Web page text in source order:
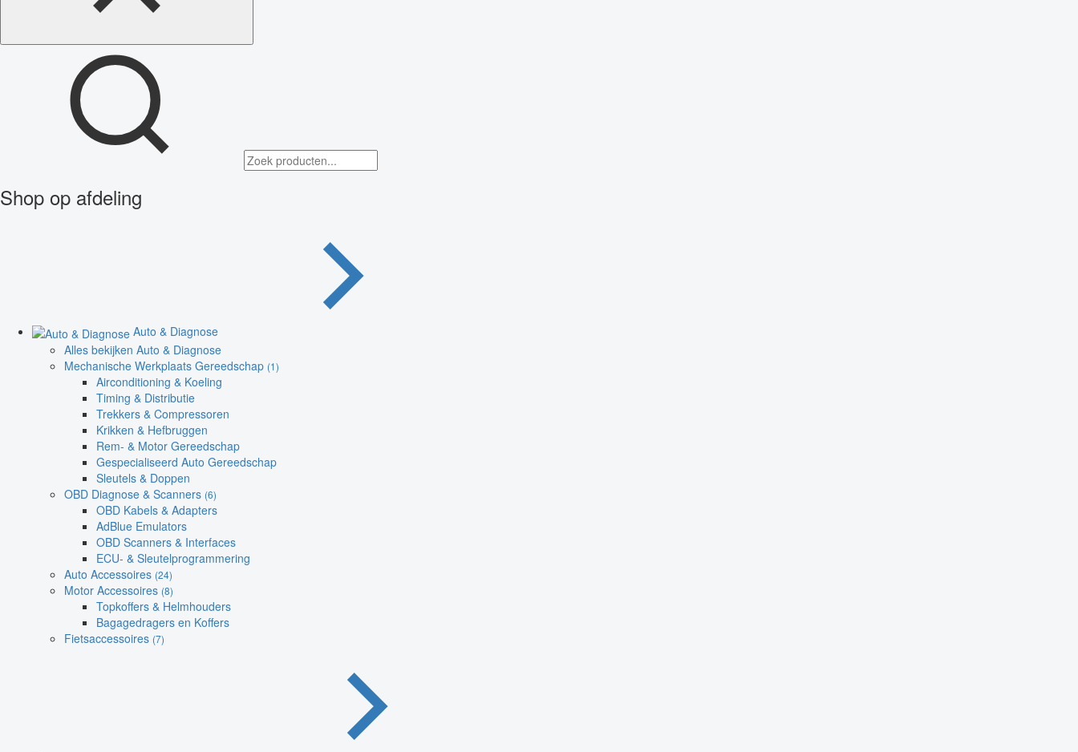
Shop op afdeling
Auto & Diagnose
Alles bekijken Auto & Diagnose
Mechanische Werkplaats Gereedschap (1)
Airconditioning & Koeling
Timing & Distributie
Trekkers & Compressoren
Krikken & Hefbruggen
Rem- & Motor Gereedschap
Gespecialiseerd Auto Gereedschap
Sleutels & Doppen
OBD Diagnose & Scanners (6)
OBD Kabels & Adapters
AdBlue Emulators
OBD Scanners & Interfaces
ECU- & Sleutelprogrammering
Auto Accessoires (24)
Motor Accessoires (8)
Topkoffers & Helmhouders
Bagagedragers en Koffers
Fietsaccessoires (7)